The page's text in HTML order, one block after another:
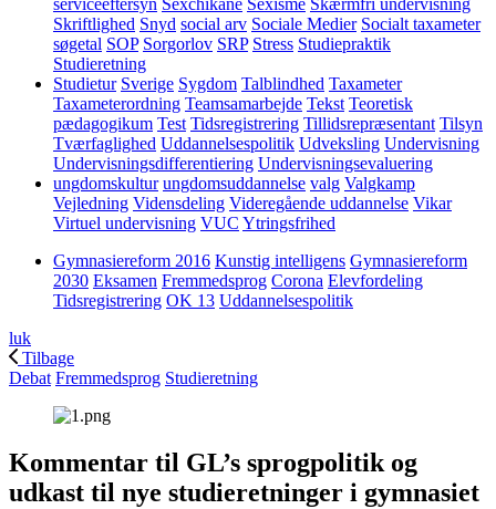
serviceeftersyn Sexchikane Sexisme Skærmfri undervisning
Skriftlighed Snyd social arv Sociale Medier Socialt taxameter
søgetal SOP Sorgorlov SRP Stress Studiepraktik
Studieretning
Studietur Sverige Sygdom Talblindhed Taxameter
Taxameterordning Teamsamarbejde Tekst Teoretisk
pædagogikum Test Tidsregistrering Tillidsrepræsentant Tilsyn
Tværfaglighed Uddannelsespolitik Udveksling Undervisning
Undervisningsdifferentiering Undervisningsevaluering
ungdomskultur ungdomsuddannelse valg Valgkamp
Vejledning Vidensdeling Videregående uddannelse Vikar
Virtuel undervisning VUC Ytringsfrihed
Gymnasiereform 2016 Kunstig intelligens Gymnasiereform
2030 Eksamen Fremmedsprog Corona Elevfordeling
Tidsregistrering OK 13 Uddannelsespolitik
luk
Tilbage
Debat Fremmedsprog Studieretning
Kommentar til GL’s sprogpolitik og
udkast til nye studieretninger i gymnasiet